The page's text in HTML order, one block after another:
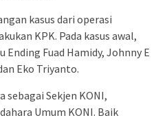
kasus dari operasi
KPK. Pada kasus awal,
Fuad Hamidy, Johnny E
Eko Triyanto.
Sekjen KONI,
Umum KONI. Baik